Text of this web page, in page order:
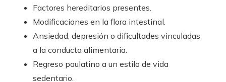
Factores hereditarios presentes.
Modificaciones en la flora intestinal.
Ansiedad, depresión o dificultades vinculadas
a la conducta alimentaria.
Regreso paulatino a un estilo de vida
sedentario.